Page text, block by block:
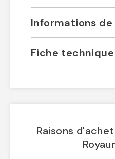
Informations de
Fiche technique
Raisons